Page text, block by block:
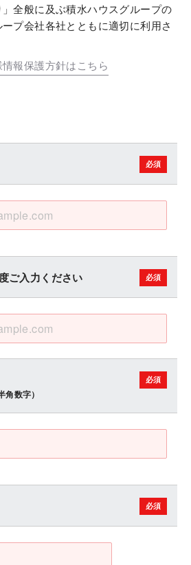
」全般に及ぶ積水ハウスグループの
プ会社各社とともに適切に利用さ
報保護方針はこちら
ご入力ください
角数字）